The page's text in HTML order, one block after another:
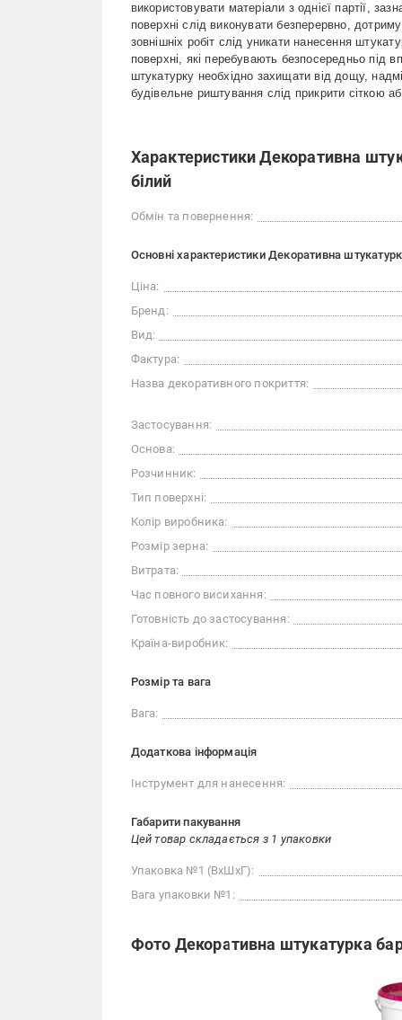
використовувати матеріали з однієї партії,
поверхні слід виконувати безперервно,
зовнішніх робіт слід уникати нанесення
поверхні, які перебувають безпосередньо під
штукатурку необхідно захищати від дощу,
будівельне риштування слід прикрити сіткою
Характеристики Декоративна
білий
Обмін та повернення:
Основні характеристики Декоративна
Ціна:
Бренд:
Вид:
Фактура:
Назва декоративного покриття:
Застосування:
Основа:
Розчинник:
Тип поверхні:
Колір виробника:
Розмір зерна:
Витрата:
Час повного висихання:
Готовність до застосування:
Країна-виробник:
Розмір та вага
Вага:
Додаткова інформація
Інструмент для нанесення:
Габарити пакування
Цей товар складається з 1 упаковки
Упаковка №1 (ВхШхГ):
Вага упаковки №1:
Фото Декоративна штукатурка